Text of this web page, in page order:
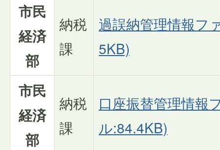
市民
経済
部
納税
課
過誤納管理情報フ
5KB)
市民
経済
部
納税
課
口座振替管理情報
ル:84.4KB)